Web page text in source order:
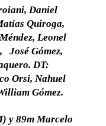
Daniel
Quiroga,
Leonel
José Gómez,
DT:
Orsi, Nahuel
Gómez.
y 89m Marcelo